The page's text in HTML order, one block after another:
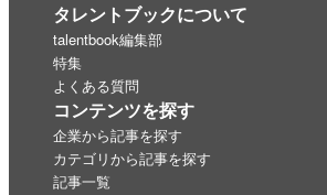
タレントブックについて
talentbook編集部
特集
よくある質問
コンテンツを探す
企業から記事を探す
カテゴリから記事を探す
記事一覧